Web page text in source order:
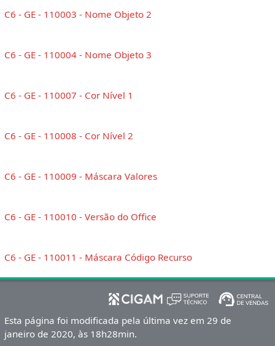
C6 - GE - 110003 - Nome Objeto 2
C6 - GE - 110004 - Nome Objeto 3
C6 - GE - 110007 - Cor Nível 1
C6 - GE - 110008 - Cor Nível 2
C6 - GE - 110009 - Máscara Valores
C6 - GE - 110010 - Versão do Office
C6 - GE - 110011 - Máscara Código Recurso
Esta página foi modificada pela última vez em 29 de
janeiro de 2020, às 18h28min.